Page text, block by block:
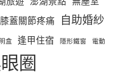
膝蓋關節疼痛
自助婚紗
盒 逢甲住宿 隱形鐵窗 電動
圈